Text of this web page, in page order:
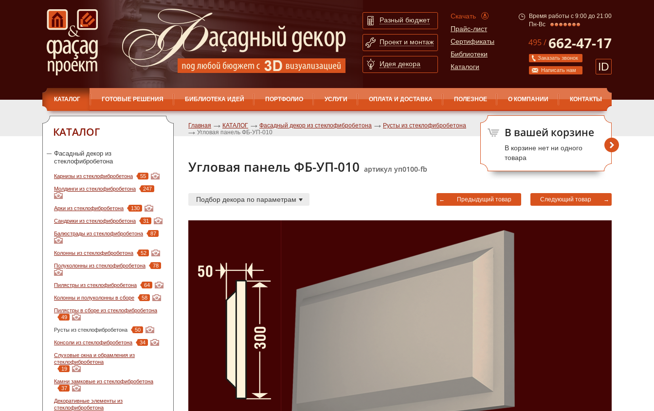
Разный бюджет
Проект и монтаж
Идея декора
Скачать
Прайс-лист
Сертификаты
Библиотеки
Каталоги
Время работы с 9:00 до 21:00
Пн-Вс
495 / 662-47-17
Заказать звонок
Написать нам ID
КАТАЛОГ ГОТОВЫЕ РЕШЕНИЯ БИБЛИОТЕКА ИДЕЙ ПОРТФОЛИО УСЛУГИ ОПЛАТА И ДОСТАВКА ПОЛЕЗНОЕ О КОМПАНИИ КОНТАКТЫ
КАТАЛОГ
Фасадный декор из
стеклофибробетона
Карнизы из стеклофибробетона 55
Молдинги из стеклофибробетона 247
Арки из стеклофибробетона 130
Сандрики из стеклофибробетона 31
Балюстрады из стеклофибробетона 87
Колонны из стеклофибробетона 52
Полуколонны из стеклофибробетона 78
Пилястры из стеклофибробетона 64
Колонны и полуколонны в сборе 58
Пилястры в сборе из стеклофибробетона
49
Русты из стеклофибробетона 50
Консоли из стеклофибробетона 34
Слуховые окна и обрамления из
стеклофибробетона
19
Камни замковые из стеклофибробетона
37
Декоративные элементы из
стеклофибробетона
В вашей корзине
В корзине нет ни одного
товара
Главная КАТАЛОГ Фасадный декор из стеклофибробетона
Русты из стеклофибробетона
Угловая панель ФБ-УП-010
Угловая панель ФБ-УП-010 артикул уп0100-fb
Подбор декора по параметрам ← Предыдущий товар Следующий товар →